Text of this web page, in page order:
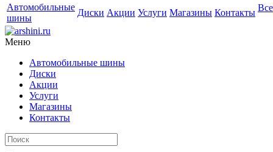
Автомобильные
шины
Диски Акции Услуги Магазины Контакты Все
Меню
Автомобильные шины
Диски
Акции
Услуги
Магазины
Контакты